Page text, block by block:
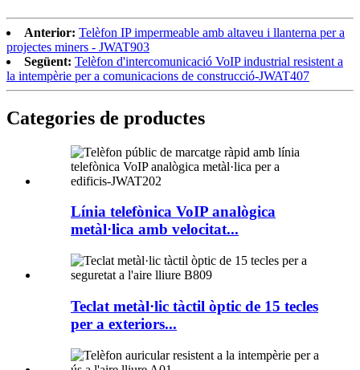
Anterior: Telèfon IP impermeable amb altaveu i llanterna per a
projectes miners - JWAT903
Següent: Telèfon d'intercomunicació VoIP industrial resistent a
la intempèrie per a comunicacions de construcció-JWAT407
Categories de productes
Línia telefònica VoIP analògica
metàl·lica amb velocitat...
Teclat metàl·lic tàctil òptic de 15 tecles
per a exteriors...